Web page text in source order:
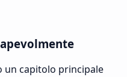
capitolo principale